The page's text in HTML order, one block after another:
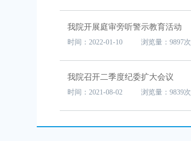
我院开展庭审旁听警示教育活动
时间：2022-01-10 浏览量：9897次
我院召开二季度纪委扩大会议
时间：2021-08-02 浏览量：9839次